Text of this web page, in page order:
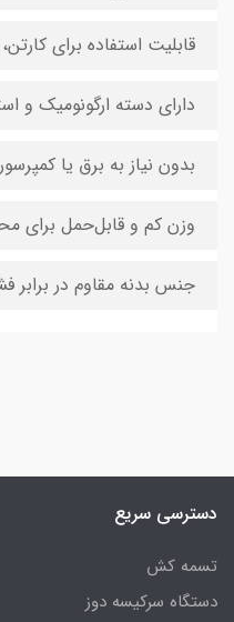
قابلیت استفاده برای
دارای دسته ارگونومیک و
بدون نیاز به برق یا
وزن کم و قابل‌حمل برای
جنس بدنه مقاوم در برابر
دسترسی سریع
تسمه کش
دستگاه سرکیسه دوز